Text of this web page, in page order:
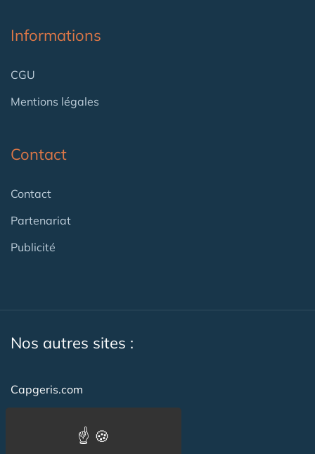
Informations
CGU
Mentions légales
Contact
Contact
Partenariat
Publicité
Nos autres sites :
Capgeris.com
Emploi-formation-sante.com